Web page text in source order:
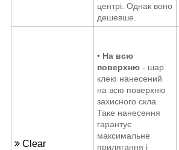
центрі. Однак воно
дешевше.
Clear
• На всю
поверхню - шар
клею нанесений
на всю поверхню
захисного скла.
Таке нанесення
гарантує
максимальне
прилягання і